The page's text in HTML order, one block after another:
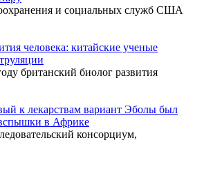
и социальных служб США
человека: китайские ученые
британский биолог развития
к лекарствам вариант Эболы был
вспышки в Африке
консорциум,